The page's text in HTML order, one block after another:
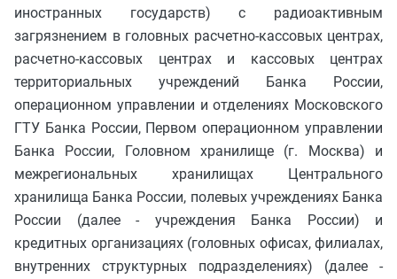
иностранных государств) с радиоактивным
загрязнением в головных расчетно-кассовых центрах,
расчетно-кассовых центрах и кассовых центрах
территориальных учреждений Банка России,
операционном управлении и отделениях Московского
ГТУ Банка России, Первом операционном управлении
Банка России, Головном хранилище (г. Москва) и
межрегиональных хранилищах Центрального
хранилища Банка России, полевых учреждениях Банка
России (далее - учреждения Банка России) и
кредитных организациях (головных офисах, филиалах,
внутренних структурных подразделениях) (далее -